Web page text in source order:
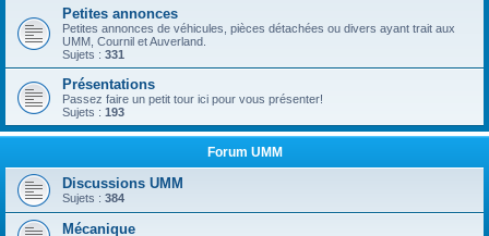
Petites annonces
Petites annonces de véhicules, pièces détachées ou divers ayant trait aux
UMM, Cournil et Auverland.
Sujets : 331
Présentations
Passez faire un petit tour ici pour vous présenter!
Sujets : 193
Forum UMM
Discussions UMM
Sujets : 384
Mécanique